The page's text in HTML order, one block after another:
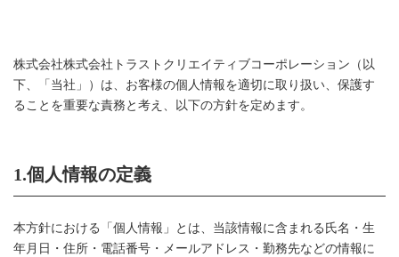
株式会社株式会社トラストクリエイティブコーポレーション（以
下、「当社」）は、お客様の個人情報を適切に取り扱い、保護す
ることを重要な責務と考え、以下の方針を定めます。
1.個人情報の定義
本方針における「個人情報」とは、当該情報に含まれる氏名・生
年月日・住所・電話番号・メールアドレス・勤務先などの情報に